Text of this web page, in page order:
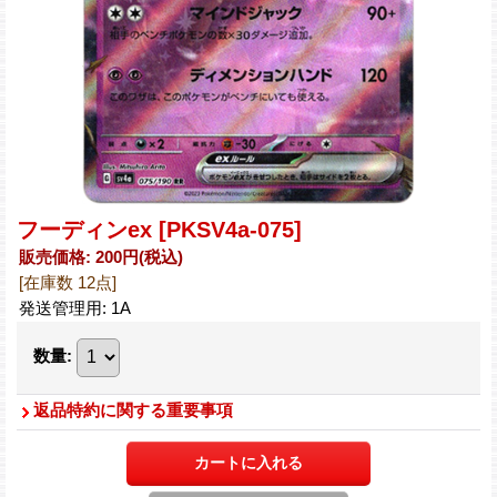
フーディンex [PKSV4a-075]
販売価格: 200円(税込)
[在庫数 12点]
発送管理用: 1A
数量:
返品特約に関する重要事項